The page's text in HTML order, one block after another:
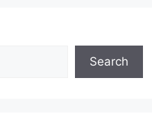
Search